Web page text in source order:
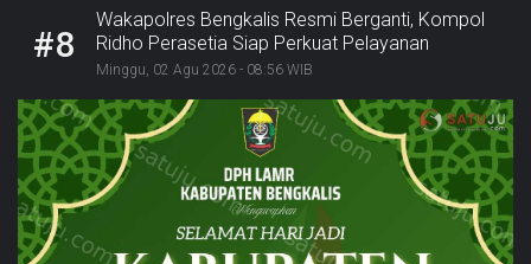
#8
Wakapolres Bengkalis Resmi Berganti, Kompol
Ridho Perasetia Siap Perkuat Pelayanan
Kepolisian
Minggu, 02 Agu 2026 - 08:56 WIB